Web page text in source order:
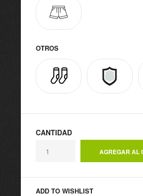
OTROS
CANTIDAD
ADD TO WISHLIST